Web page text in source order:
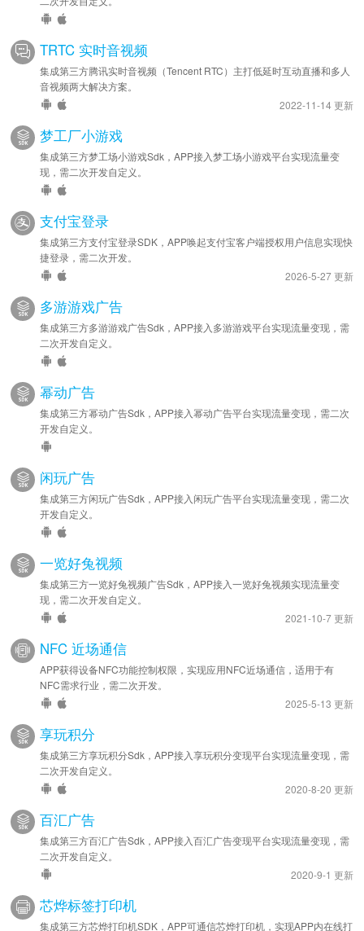
TRTC 实时音视频
集成第三方腾讯实时音视频（Tencent RTC）主打低延时互动直播和多人
音视频两大解决方案。
2022-11-14 更新
梦工厂小游戏
集成第三方梦工场小游戏Sdk，APP接入梦工场小游戏平台实现流量变
现，需二次开发自定义。
支付宝登录
集成第三方支付宝登录SDK，APP唤起支付宝客户端授权用户信息实现快
捷登录，需二次开发。
2026-5-27 更新
多游游戏广告
集成第三方多游游戏广告Sdk，APP接入多游游戏平台实现流量变现，需
二次开发自定义。
幂动广告
集成第三方幂动广告Sdk，APP接入幂动广告平台实现流量变现，需二次
开发自定义。
闲玩广告
集成第三方闲玩广告Sdk，APP接入闲玩广告平台实现流量变现，需二次
开发自定义。
一览好兔视频
集成第三方一览好兔视频广告Sdk，APP接入一览好兔视频实现流量变
现，需二次开发自定义。
2021-10-7 更新
NFC 近场通信
APP获得设备NFC功能控制权限，实现应用NFC近场通信，适用于有
NFC需求行业，需二次开发。
2025-5-13 更新
享玩积分
集成第三方享玩积分Sdk，APP接入享玩积分变现平台实现流量变现，需
二次开发自定义。
2020-8-20 更新
百汇广告
集成第三方百汇广告Sdk，APP接入百汇广告变现平台实现流量变现，需
二次开发自定义。
2020-9-1 更新
芯烨标签打印机
集成第三方芯烨打印机SDK，APP可通信芯烨打印机，实现APP内在线打